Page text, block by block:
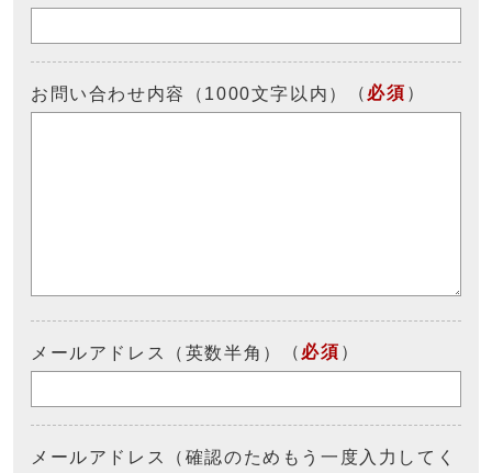
お問い合わせ内容（1000文字以内） （ 必須 ）
メールアドレス（英数半角） （ 必須 ）
メールアドレス（確認のためもう一度入力してく